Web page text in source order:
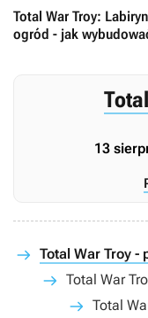
Total War Troy:
ogród - jak
13
Total War Troy -
Total War
Total